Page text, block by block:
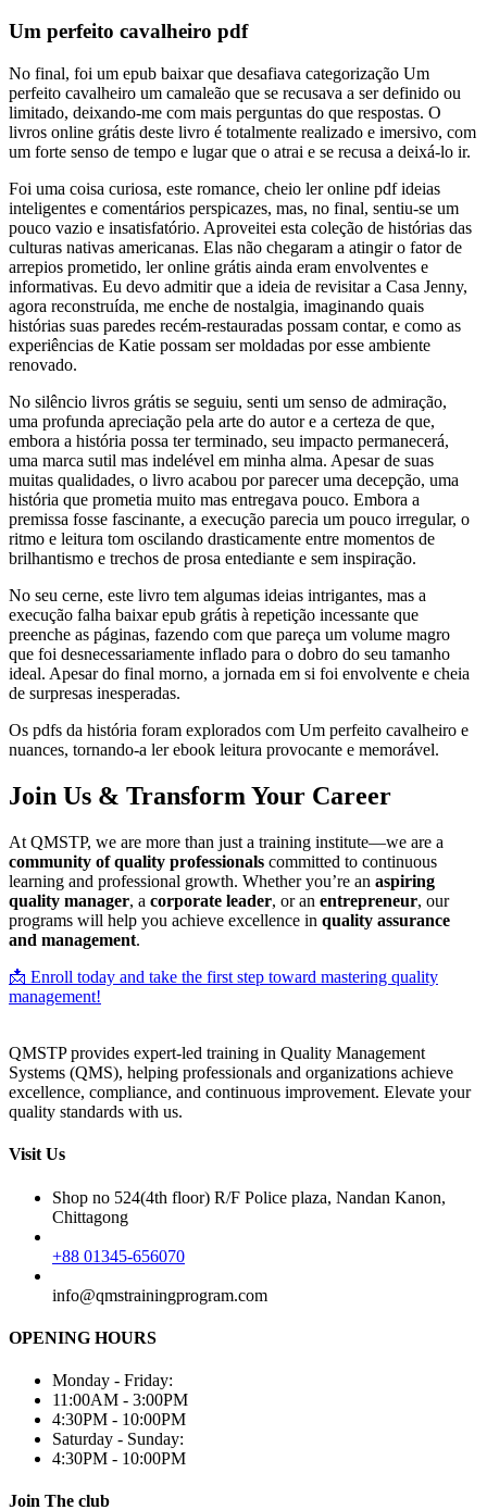
Um perfeito cavalheiro pdf
No final, foi um epub baixar que desafiava categorização Um
perfeito cavalheiro um camaleão que se recusava a ser definido ou
limitado, deixando-me com mais perguntas do que respostas. O
livros online grátis deste livro é totalmente realizado e imersivo, com
um forte senso de tempo e lugar que o atrai e se recusa a deixá-lo ir.
Foi uma coisa curiosa, este romance, cheio ler online pdf ideias
inteligentes e comentários perspicazes, mas, no final, sentiu-se um
pouco vazio e insatisfatório. Aproveitei esta coleção de histórias das
culturas nativas americanas. Elas não chegaram a atingir o fator de
arrepios prometido, ler online grátis ainda eram envolventes e
informativas. Eu devo admitir que a ideia de revisitar a Casa Jenny,
agora reconstruída, me enche de nostalgia, imaginando quais
histórias suas paredes recém-restauradas possam contar, e como as
experiências de Katie possam ser moldadas por esse ambiente
renovado.
No silêncio livros grátis se seguiu, senti um senso de admiração,
uma profunda apreciação pela arte do autor e a certeza de que,
embora a história possa ter terminado, seu impacto permanecerá,
uma marca sutil mas indelével em minha alma. Apesar de suas
muitas qualidades, o livro acabou por parecer uma decepção, uma
história que prometia muito mas entregava pouco. Embora a
premissa fosse fascinante, a execução parecia um pouco irregular, o
ritmo e leitura tom oscilando drasticamente entre momentos de
brilhantismo e trechos de prosa entediante e sem inspiração.
No seu cerne, este livro tem algumas ideias intrigantes, mas a
execução falha baixar epub grátis à repetição incessante que
preenche as páginas, fazendo com que pareça um volume magro
que foi desnecessariamente inflado para o dobro do seu tamanho
ideal. Apesar do final morno, a jornada em si foi envolvente e cheia
de surpresas inesperadas.
Os pdfs da história foram explorados com Um perfeito cavalheiro e
nuances, tornando-a ler ebook leitura provocante e memorável.
Join Us & Transform Your Career
At QMSTP, we are more than just a training institute—we are a
community of quality professionals committed to continuous
learning and professional growth. Whether you’re an aspiring
quality manager, a corporate leader, or an entrepreneur, our
programs will help you achieve excellence in quality assurance
and management.
📩 Enroll today and take the first step toward mastering quality
management!
QMSTP provides expert-led training in Quality Management
Systems (QMS), helping professionals and organizations achieve
excellence, compliance, and continuous improvement. Elevate your
quality standards with us.
Visit Us
Shop no 524(4th floor) R/F Police plaza, Nandan Kanon,
Chittagong
+88 01345-656070
info@qmstrainingprogram.com
OPENING HOURS
Monday - Friday:
11:00AM - 3:00PM
4:30PM - 10:00PM
Saturday - Sunday:
4:30PM - 10:00PM
Join The club